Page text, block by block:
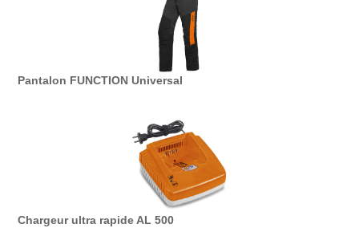
Pantalon FUNCTION Universal
Chargeur ultra rapide AL 500